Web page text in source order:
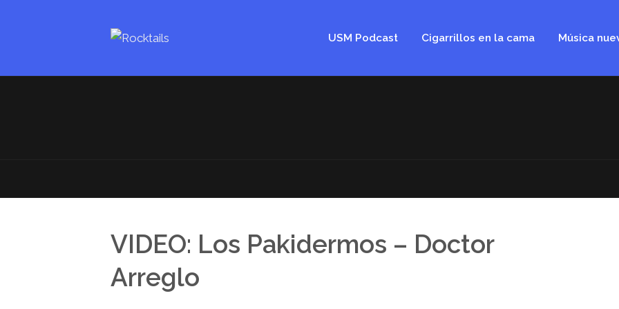
USM Podcast Cigarrillos en la cama Música
VIDEO: Los Pakidermos – Doctor
Arreglo